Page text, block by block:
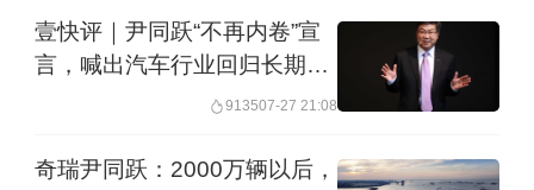
北美市场的唯一一站式方案。
奇瑞汽车一位高管此前向记者表示，汉
姆汽车控股公司的高管大多有在日系品
壹快评｜尹同跃“不再内卷”宣
言，喊出汽车行业回归长期主
913507-27 21:08
奇瑞尹同跃：2000万辆以后，